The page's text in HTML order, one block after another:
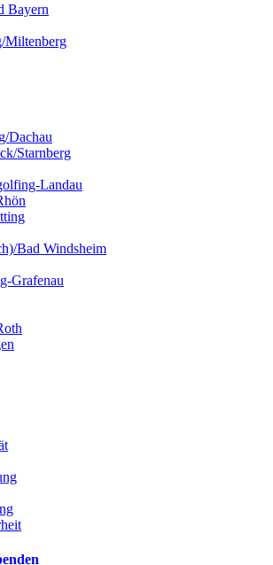
Bayern
Miltenberg
Dachau
Starnberg
Landau
Bad Windsheim
Grafenau